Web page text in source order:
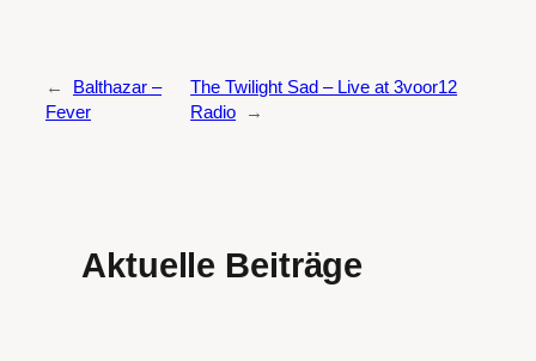
←
Balthazar –
Fever
The Twilight Sad – Live at 3voor12
Radio
→
Aktuelle Beiträge